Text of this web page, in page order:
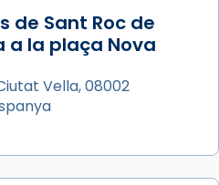
de sant Cugat, a
sorgeix la tradició
(“relatiu a Júlia”) i
a Semprònia =
seves. I l’any 1667, el
afirma en una obra
de l’antiga Iluro.
les relíq
de Sant Roc de
a la plaça Nova
Vella, 08002